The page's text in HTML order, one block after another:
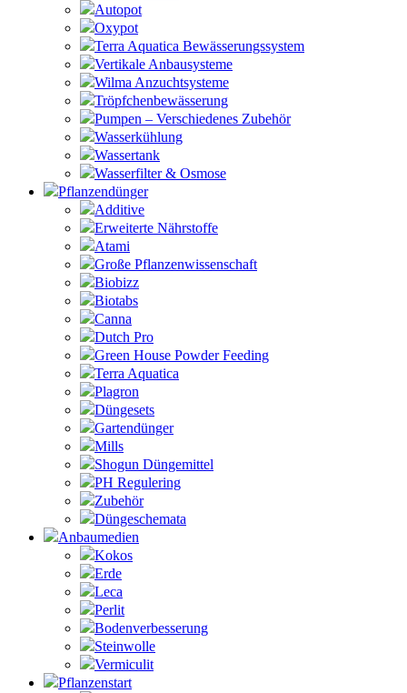
Autopot
Oxypot
Terra Aquatica Bewässerungssystem
Vertikale Anbausysteme
Wilma Anzuchtsysteme
Tröpfchenbewässerung
Pumpen – Verschiedenes Zubehör
Wasserkühlung
Wassertank
Wasserfilter & Osmose
Pflanzendünger
Additive
Erweiterte Nährstoffe
Atami
Große Pflanzenwissenschaft
Biobizz
Biotabs
Canna
Dutch Pro
Green House Powder Feeding
Terra Aquatica
Plagron
Düngesets
Gartendünger
Mills
Shogun Düngemittel
PH Regulering
Zubehör
Düngeschemata
Anbaumedien
Kokos
Erde
Leca
Perlit
Bodenverbesserung
Steinwolle
Vermiculit
Pflanzenstart